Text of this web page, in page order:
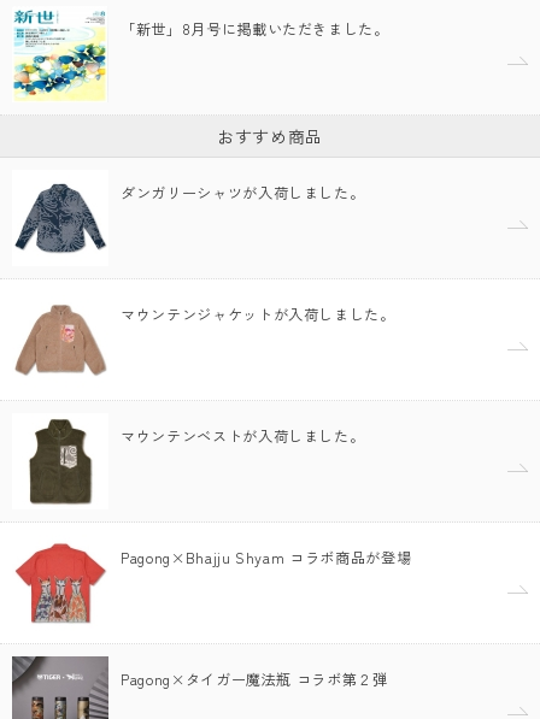
「新世」8月号に掲載いただきました。
おすすめ商品
ダンガリーシャツが入荷しました。
マウンテンジャケットが入荷しました。
マウンテンベストが入荷しました。
Pagong×Bhajju Shyam コラボ商品が登場
Pagong×タイガー魔法瓶 コラボ第２弾